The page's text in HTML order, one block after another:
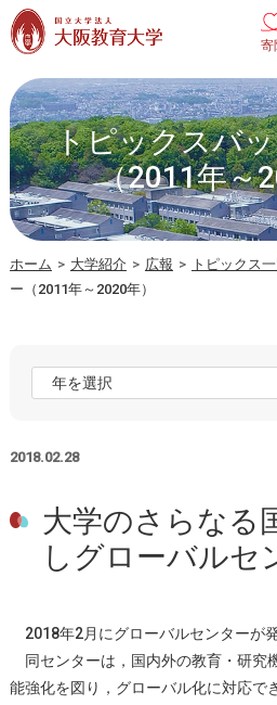
本文へ
寄
トピックスバ
（2011年～
ホーム > 大学紹介 > 広報 > トピックス
ー（2011年～2020年）
2018.02.28
大学のさらなる
しグローバルセ
2018年2月にグローバルセンターが発
同センターは，国内外の教育・研究
能強化を図り，グローバル化に対応で